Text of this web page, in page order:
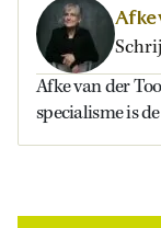
Afke
Afke van der
specialisme is